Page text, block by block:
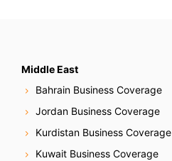
Middle East
Bahrain Business Coverage
Jordan Business Coverage
Kurdistan Business Coverage
Kuwait Business Coverage